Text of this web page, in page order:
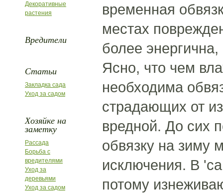
Декоративные
растения
Вредители
Статьи
Закладка сада
Уход за садом
Хозяйке на
заметку
Рассада
Борьба с
вредителями
Уход за
деревьями
Уход за садом
временная
местах
более
Ясно, что чем
необходима
страдающих от
вредной. До сих
обвязку на зиму
исключения. В
потому